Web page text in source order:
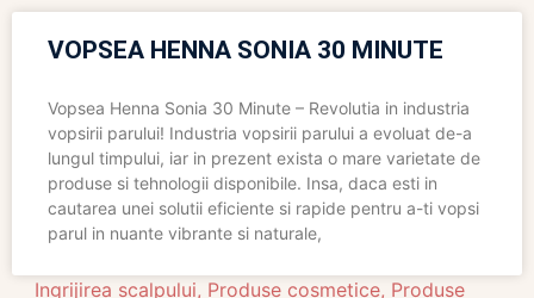
VOPSEA HENNA SONIA 30 MINUTE
Vopsea Henna Sonia 30 Minute – Revolutia in industria
vopsirii parului! Industria vopsirii parului a evoluat de-a
lungul timpului, iar in prezent exista o mare varietate de
produse si tehnologii disponibile. Insa, daca esti in
cautarea unei solutii eficiente si rapide pentru a-ti vopsi
parul in nuante vibrante si naturale,
Ingrijirea scalpului, Produse cosmetice, Produse